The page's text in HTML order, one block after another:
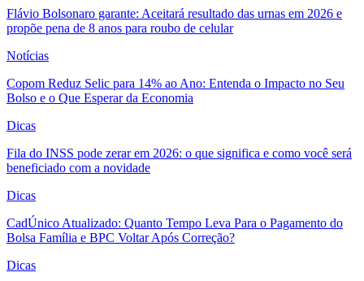
Flávio Bolsonaro garante: Aceitará resultado das urnas em 2026 e
propõe pena de 8 anos para roubo de celular
Notícias
Copom Reduz Selic para 14% ao Ano: Entenda o Impacto no Seu
Bolso e o Que Esperar da Economia
Dicas
Fila do INSS pode zerar em 2026: o que significa e como você será
beneficiado com a novidade
Dicas
CadÚnico Atualizado: Quanto Tempo Leva Para o Pagamento do
Bolsa Família e BPC Voltar Após Correção?
Dicas